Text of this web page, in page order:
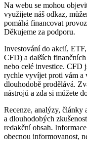
Na webu se mohou
využijete náš odkaz,
pomáhá financovat
Děkujeme za podporu.
Investování do akcií,
CFD) a dalších
nebo celé investice. CFD
rychle vyvíjet proti vám a
dlouhodobě prodělává.
nástrojů a zda si můžete
Recenze, analýzy,
a dlouhodobých
redakční obsah.
obecnou informovanost,